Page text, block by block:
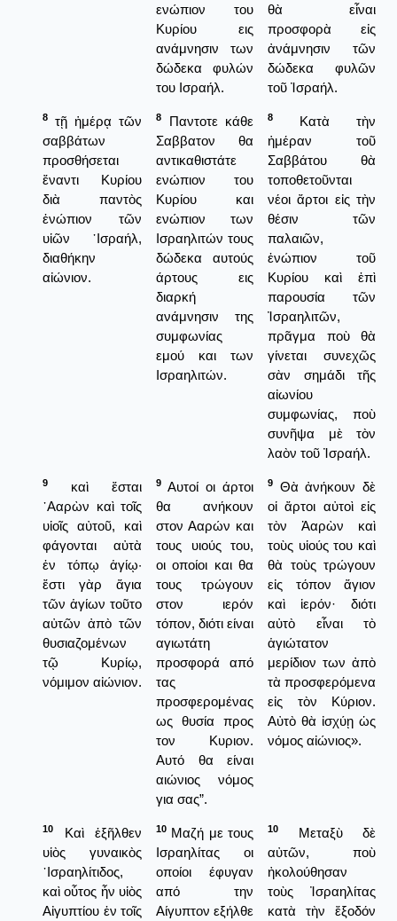
ενώπιον του
Κυρίου εις
ανάμνησιν των
δώδεκα φυλών
του Ισραήλ.
θὰ εἶναι
προσφορὰ εἰς
ἀνάμνησιν τῶν
δώδεκα φυλῶν
τοῦ Ἰσραήλ.
8
τῇ ἡμέρᾳ τῶν
σαββάτων
προσθήσεται
ἔναντι Κυρίου
διὰ παντὸς
ἐνώπιον τῶν
υἱῶν ᾿Ισραήλ,
διαθήκην
αἰώνιον.
8
Παντοτε κάθε
Σαββατον θα
αντικαθιστάτε
ενώπιον του
Κυρίου και
ενώπιον των
Ισραηλιτών τους
δώδεκα αυτούς
άρτους εις
διαρκή
ανάμνησιν της
συμφωνίας
εμού και των
Ισραηλιτών.
8
Κατὰ τὴν
ἡμέραν τοῦ
Σαββάτου θὰ
τοποθετοῦνται
νέοι ἄρτοι εἰς τὴν
θέσιν τῶν
παλαιῶν,
ἐνώπιον τοῦ
Κυρίου καὶ ἐπὶ
παρουσία τῶν
Ἰσραηλιτῶν,
πρᾶγμα ποὺ θὰ
γίνεται συνεχῶς
σὰν σημάδι τῆς
αἰωνίου
συμφωνίας, ποὺ
συνῆψα μὲ τὸν
λαὸν τοῦ Ἰσραήλ.
9
καὶ ἔσται
᾿Ααρὼν καὶ τοῖς
υἱοῖς αὐτοῦ, καὶ
φάγονται αὐτὰ
ἐν τόπῳ ἁγίῳ·
ἔστι γὰρ ἅγια
τῶν ἁγίων τοῦτο
αὐτῶν ἀπὸ τῶν
θυσιαζομένων
τῷ Κυρίῳ,
νόμιμον αἰώνιον.
9 Αυτοί οι άρτοι
θα ανήκουν
στον Ααρών και
τους υιούς του,
οι οποίοι και θα
τους τρώγουν
στον ιερόν
τόπον, διότι είναι
αγιωτάτη
προσφορά από
τας
προσφερομένας
ως θυσία προς
τον Κυριον.
Αυτό θα είναι
αιώνιος νόμος
για σας”.
9
Θὰ ἀνήκουν δὲ
οἱ ἄρτοι αὐτοὶ εἰς
τὸν Ἀαρὼν καὶ
τοὺς υἱούς του καὶ
θὰ τοὺς τρώγουν
εἰς τόπον ἅγιον
καὶ ἱερόν· διότι
αὐτὸ εἶναι τὸ
ἁγιώτατον
μερίδιον των ἀπὸ
τὰ προσφερόμενα
εἰς τὸν Κύριον.
Αὐτὸ θὰ ἰσχύῃ ὡς
νόμος αἰώνιος».
10
Καὶ ἐξῆλθεν
υἱὸς γυναικὸς
᾿Ισραηλίτιδος,
καὶ οὗτος ἦν υἱὸς
Αἰγυπτίου ἐν τοῖς
10 Μαζή με τους
Ισραηλίτας οι
οποίοι έφυγαν
από την
Αίγυπτον εξήλθε
10
Μεταξὺ δὲ
αὐτῶν, ποὺ
ἠκολούθησαν
τοὺς Ἰσραηλίτας
κατὰ τὴν ἔξοδόν